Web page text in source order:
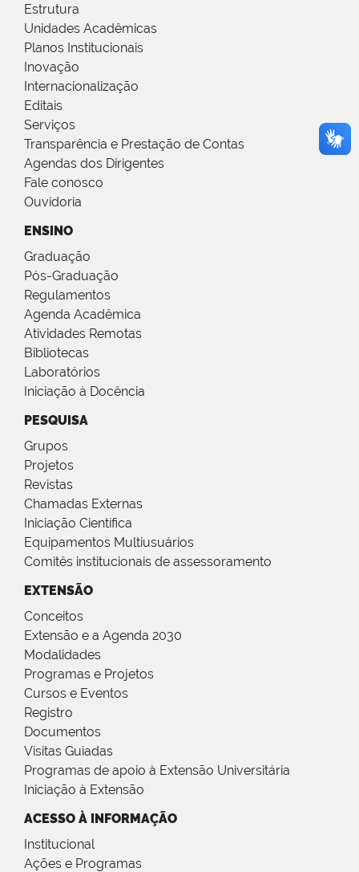
Estrutura
Unidades Acadêmicas
Planos Institucionais
Inovação
Internacionalização
Editais
Serviços
Transparência e Prestação de Contas
Agendas dos Dirigentes
Fale conosco
Ouvidoria
ENSINO
Graduação
Pós-Graduação
Regulamentos
Agenda Acadêmica
Atividades Remotas
Bibliotecas
Laboratórios
Iniciação à Docência
PESQUISA
Grupos
Projetos
Revistas
Chamadas Externas
Iniciação Científica
Equipamentos Multiusuários
Comitês institucionais de assessoramento
EXTENSÃO
Conceitos
Extensão e a Agenda 2030
Modalidades
Programas e Projetos
Cursos e Eventos
Registro
Documentos
Visitas Guiadas
Programas de apoio à Extensão Universitária
Iniciação à Extensão
ACESSO À INFORMAÇÃO
Institucional
Ações e Programas